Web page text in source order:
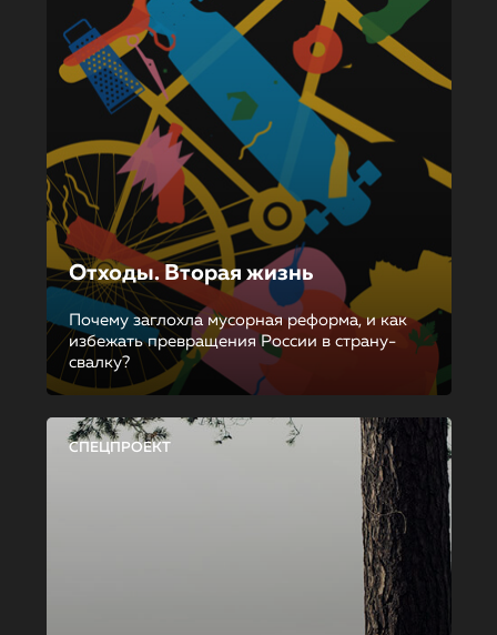
Отходы. Вторая жизнь
Почему заглохла мусорная реформа, и как
избежать превращения России в страну-
свалку?
СПЕЦПРОЕКТ